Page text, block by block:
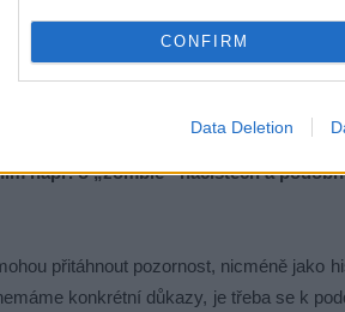
CONFIRM
Data Deletion
chci zmínit o některých zcela
z konce 2. světové války na
kdy na jiných místech již panoval mír.
s výročím bitvy u Slivice
např. o „zombie“ nacistech a
přitáhnout pozornost, nicméně jako
konkrétní důkazy, je třeba se k